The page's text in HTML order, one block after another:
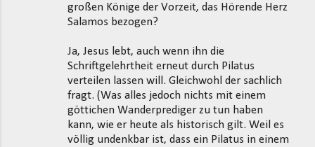
großen Könige der Vorzeit, das Hörende Herz
Salamos bezogen?
Ja, Jesus lebt, auch wenn ihn die
Schriftgelehrtheit erneut durch Pilatus
verteilen lassen will. Gleichwohl der sachlich
fragt. (Was alles jedoch nichts mit einem
göttichen Wanderprediger zu tun haben
kann, wie er heute als historisch gilt. Weil es
völlig undenkbar ist, dass ein Pilatus in einem